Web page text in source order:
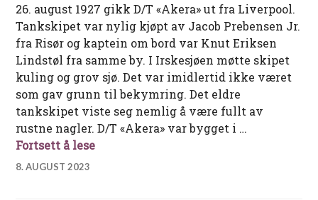
26. august 1927 gikk D/T «Akera» ut fra Liverpool.
Tankskipet var nylig kjøpt av Jacob Prebensen Jr.
fra Risør og kaptein om bord var Knut Eriksen
Lindstøl fra samme by. I Irskesjøen møtte skipet
kuling og grov sjø. Det var imidlertid ikke været
som gav grunn til bekymring. Det eldre
tankskipet viste seg nemlig å være fullt av
rustne nagler. D/T «Akera» var bygget i …
Fortsett å lesePå seilas med tankskip fullt av rustne
8. AUGUST 2023